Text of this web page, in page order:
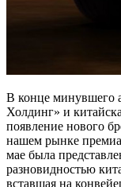
В конце минувшего
Холдинг» и
появление нового
нашем рынке
мае была
разновидностью
вставшая на